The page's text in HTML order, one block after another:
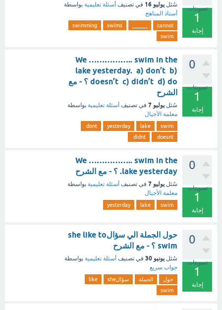
تصويتات
1
إجابة
سُئل يوليو 16 في تصنيف أسئلة تعليمية بواسطة
أستاذ المناهج
cannot
swims
swimming
swim
0
تصويتات
1
إجابة
We …………….. swim in the
lake yesterday. a) don’t b)
doesn’t c) didn’t d) do ؟ - مع
الشرح
سُئل يوليو 7 في تصنيف أسئلة تعليمية بواسطة
معلمة الأجيال
swim
lake
yesterday
dont
doesnt
didnt
0
تصويتات
1
إجابة
We …………….. swim in the
lake yesterday. ؟ - مع الشرح
سُئل يوليو 7 في تصنيف أسئلة تعليمية بواسطة
معلمة الأجيال
swim
lake
yesterday
0
تصويتات
1
إجابة
حول الجملة الي سؤالshe like to
swim ؟ - مع الشرح
سُئل يونيو 30 في تصنيف أسئلة تعليمية بواسطة
جواب سريع
حول الجملة سؤالshe
like
swim